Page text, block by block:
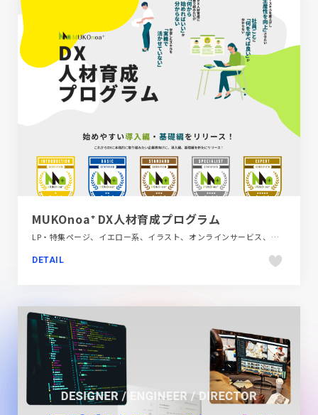
MUKOnoa⁺ DX人材育成プログラム
LP・特集ページ、イエロー系、イラスト、オンラインサービス、グリーン系、スクロールエフェクト、タイポグラフィー、テクノロジー・サイエンス、ナチュラル
DETAIL